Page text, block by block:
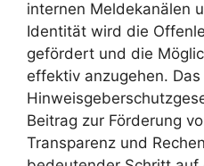
internen Meldekanälen
Identität wird die
gefördert und die
effektiv anzugehen. Das
Beitrag zur Förderung
Transparenz und